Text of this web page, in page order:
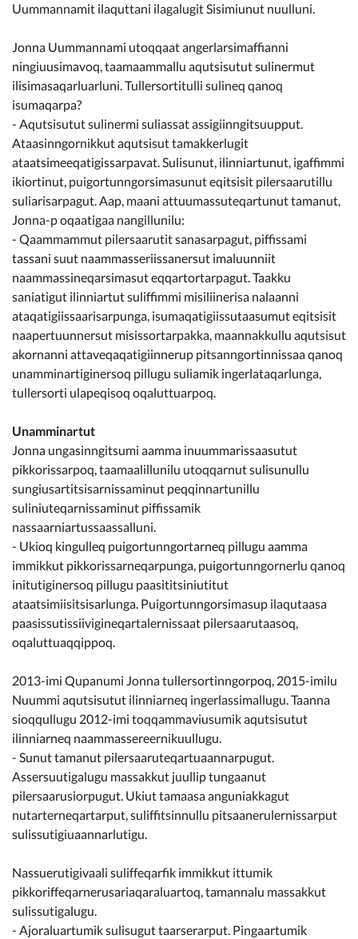
Uummannamit ilaquttani ilagalugit Sisimiunut nuulluni.
Jonna Uummannami utoqqaat angerlarsimaffianni
ningiuusimavoq, taamaammallu aqutsisutut sulinermut
ilisimasaqarluarluni. Tullersortitulli sulineq qanoq
isumaqarpa?
- Aqutsisutut sulinermi suliassat assigiinngitsuupput.
Ataasinngornikkut aqutsisut tamakkerlugit
ataatsimeeqatigissarpavat. Sulisunut, ilinniartunut, igaffimmi
ikiortinut, puigortunngorsimasunut eqitsisit pilersaarutillu
suliarisarpagut. Aap, maani attuumassuteqartunut tamanut,
Jonna-p oqaatigaa nangillunilu:
- Qaammammut pilersaarutit sanasarpagut, piffissami
tassani suut naammasseriissanersut imaluunniit
naammassineqarsimasut eqqartortarpagut. Taakku
saniatigut ilinniartut suliffimmi misiliinerisa nalaanni
ataqatigiissaarisarpunga, isumaqatigiissutaasumut eqitsisit
naapertuunnersut misissortarpakka, maannakkullu aqutsisut
akornanni attaveqaqatigiinnerup pitsanngortinnissaa qanoq
unamminartiginersoq pillugu suliamik ingerlataqarlunga,
tullersorti ulapeqisoq oqaluttuarpoq.
Unamminartut
Jonna ungasinngitsumi aamma inuummarissaasutut
pikkorissarpoq, taamaalillunilu utoqqarnut sulisunullu
sungiusartitsisarnissaminut peqqinnartunillu
suliniuteqarnissaminut piffissamik
nassaarniartussaassalluni.
- Ukioq kingulleq puigortunngortarneq pillugu aamma
immikkut pikkorissarneqarpunga, puigortunngornerlu qanoq
initutiginersoq pillugu paasititsiniutitut
ataatsimiisitsisarlunga. Puigortunngorsimasup ilaqutaasa
paasissutissiivigineqartalernissaat pilersaarutaasoq,
oqaluttuaqqippoq.
2013-imi Qupanumi Jonna tullersortinngorpoq, 2015-imilu
Nuummi aqutsisutut ilinniarneq ingerlassimallugu. Taanna
sioqqullugu 2012-imi toqqammaviusumik aqutsisutut
ilinniarneq naammassereernikuullugu.
- Sunut tamanut pilersaaruteqartuaannarpugut.
Assersuutigalugu massakkut juullip tungaanut
pilersaarusiorpugut. Ukiut tamaasa anguniakkagut
nutarterneqartarput, suliffitsinnullu pitsaanerulernissarput
sulissutigiuaannarlutigu.
Nassuerutigivaali suliffeqarfik immikkut ittumik
pikkoriffeqarnerusariaqaraluartoq, tamannalu massakkut
sulissutigalugu.
- Ajoraluartumik sulisugut taarserarput. Pingaartumik